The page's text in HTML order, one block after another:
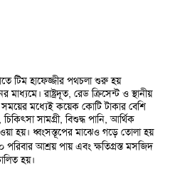
টিম হাফেজ্জীর পথচলা শুরু হয়
মাধ্যমে। রাষ্ট্রদূত, রেড ক্রিসেন্ট ও স্থানীয়
মধ্যেই কয়েক কোটি টাকার বেশি
সামগ্রী, বিশুদ্ধ পানি, আর্থিক
হয়। ধ্বংসস্তূপের মাঝেও গড়ে তোলা হয়
পরিবার আশ্রয় পায় এবং ক্ষতিগ্রস্ত মসজিদ
হয়।